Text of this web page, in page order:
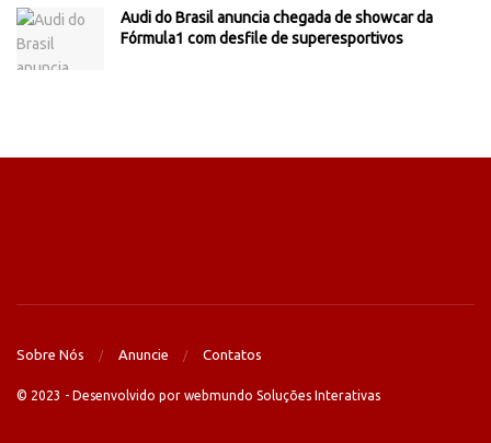
Audi do Brasil anuncia chegada de showcar da
Fórmula1 com desfile de superesportivos
Sobre Nós Anuncie Contatos
© 2023 - Desenvolvido por webmundo Soluções Interativas